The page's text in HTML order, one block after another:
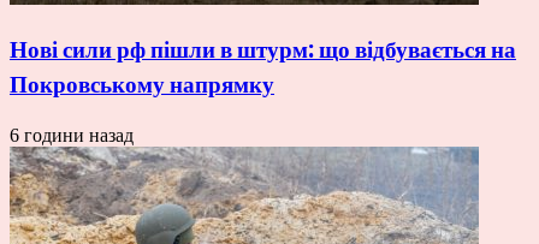
Нові сили рф пішли в штурм: що відбувається на
Покровському напрямку
6 години назад